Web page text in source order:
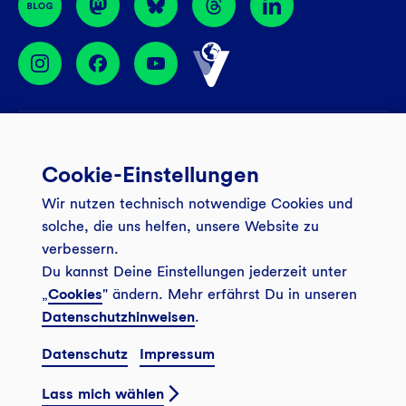
Banking App
Service
Onlinebanking Login
Sicheres Banking
FAQ
Kontakt
Newsletter
Unsere Angebote
Girokonto
Mitgliederkonto
Tagesgeldkonto
Finanzieren
Investieren
Wo wirkt die GLS?
Weitersagen
Veranstaltungen
Filiale finden
Presse
Kundenmagazin Bankspiegel
Sozial-ökologisch seit 1974
© 2026 GLS Gemeinschaftsbank eG
Cookie-Einstellungen
Wir nutzen technisch notwendige Cookies und
solche, die uns helfen, unsere Website zu
verbessern.
Du kannst Deine Einstellungen jederzeit unter
„Cookies" ändern. Mehr erfährst Du in unseren
Datenschutzhinweisen.
Datenschutz Impressum
Lass mich wählen